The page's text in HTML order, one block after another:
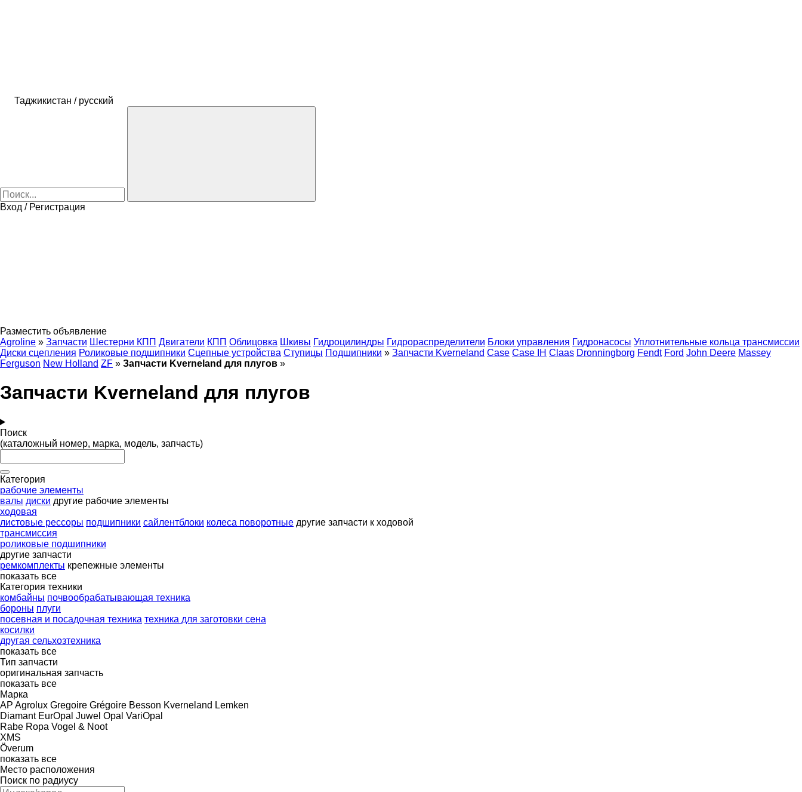
Таджикистан / русский
Вход / Регистрация
Разместить объявление
Agroline » Запчасти Шестерни КПП Двигатели КПП Облицовка Шкивы Гидроцилиндры Гидрораспределители Блоки управления Гидронасосы Уплотнительные кольца трансмиссии
Диски сцепления Роликовые подшипники Сцепные устройства Ступицы Подшипники » Запчасти Kverneland Case Case IH Claas Dronningborg Fendt Ford John Deere Massey
Ferguson New Holland ZF » Запчасти Kverneland для плугов »
Запчасти Kverneland для плугов
Поиск
(каталожный номер, марка, модель, запчасть)
Категория
рабочие элементы
валы диски другие рабочие элементы
ходовая
листовые рессоры подшипники сайлентблоки колеса поворотные другие запчасти к ходовой
трансмиссия
роликовые подшипники
другие запчасти
ремкомплекты крепежные элементы
показать все
Категория техники
комбайны почвообрабатывающая техника
бороны плуги
посевная и посадочная техника техника для заготовки сена
косилки
другая сельхозтехника
показать все
Тип запчасти
оригинальная запчасть
показать все
Марка
AP Agrolux Gregoire Grégoire Besson Kverneland Lemken
Diamant EurOpal Juwel Opal VariOpal
Rabe Ropa Vogel & Noot
XMS
Överum
показать все
Место расположения
Поиск по радиусу